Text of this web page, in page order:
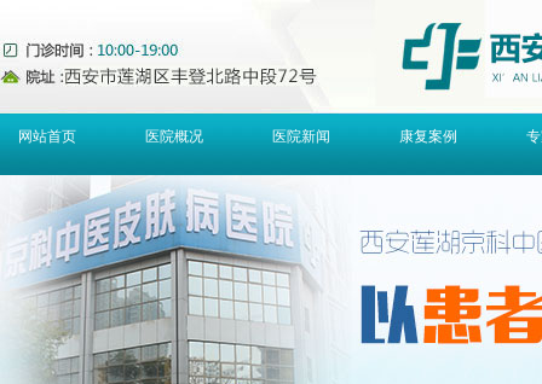
网站首页 医院概况 医院新闻 康复案例